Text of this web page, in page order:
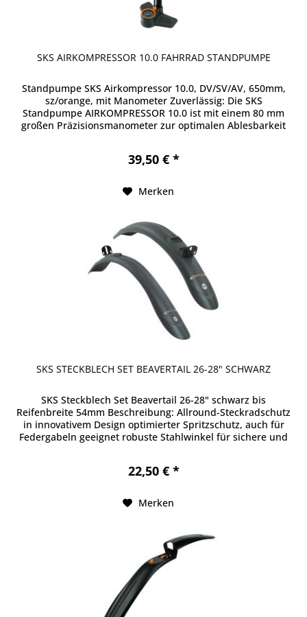
SKS AIRKOMPRESSOR 10.0 FAHRRAD STANDPUMPE
Standpumpe SKS Airkompressor 10.0, DV/SV/AV, 650mm,
sz/orange, mit Manometer Zuverlässig: Die SKS
Standpumpe AIRKOMPRESSOR 10.0 ist mit einem 80 mm
großen Präzisionsmanometer zur optimalen Ablesbarkeit
39,50 € *
Merken
SKS STECKBLECH SET BEAVERTAIL 26-28" SCHWARZ
SKS Steckblech Set Beavertail 26-28" schwarz bis
Reifenbreite 54mm Beschreibung: Allround-Steckradschutz
in innovativem Design optimierter Spritzschutz, auch für
Federgabeln geeignet robuste Stahlwinkel für sichere und
22,50 € *
Merken